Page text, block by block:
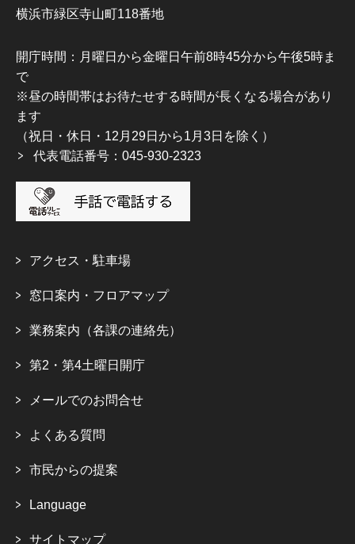
横浜市緑区寺山町118番地
開庁時間：月曜日から金曜日午前8時45分から午後5時ま
で
※昼の時間帯はお待たせする時間が長くなる場合があり
ます
（祝日・休日・12月29日から1月3日を除く）
代表電話番号：045-930-2323
アクセス・駐車場
窓口案内・フロアマップ
業務案内（各課の連絡先）
第2・第4土曜日開庁
メールでのお問合せ
よくある質問
市民からの提案
Language
サイトマップ